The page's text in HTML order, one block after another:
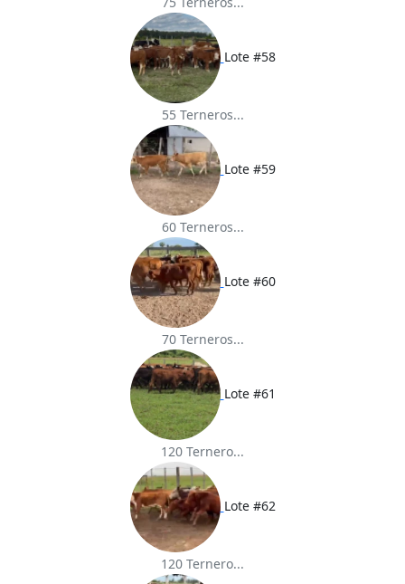
Lote #58
55 Terneros...
Lote #59
60 Terneros...
Lote #60
70 Terneros...
Lote #61
120 Ternero...
Lote #62
120 Ternero...